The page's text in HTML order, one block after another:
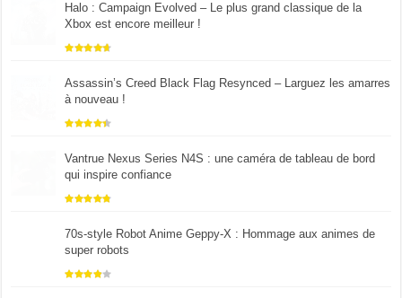
Halo : Campaign Evolved – Le plus grand classique de la
Xbox est encore meilleur !
Assassin’s Creed Black Flag Resynced – Larguez les amarres
à nouveau !
Vantrue Nexus Series N4S : une caméra de tableau de bord
qui inspire confiance
70s-style Robot Anime Geppy-X : Hommage aux animes de
super robots